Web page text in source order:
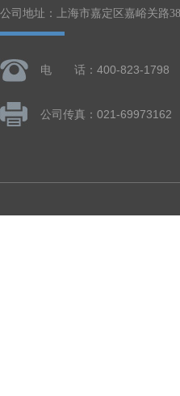
公司地址：上海市嘉定区嘉峪关路
电 话：400-823-1798
公司传真：021-69973162